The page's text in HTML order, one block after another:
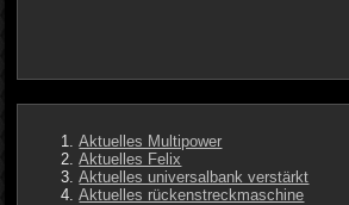
Aktuelles Multipower
Aktuelles Felix
Aktuelles universalbank verstärkt
Aktuelles rückenstreckmaschine